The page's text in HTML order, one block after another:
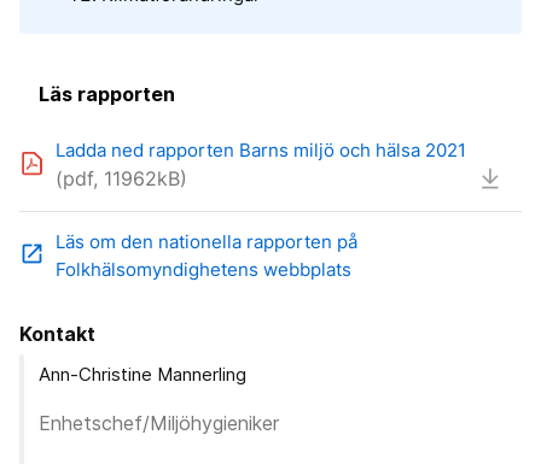
Läs rapporten
Ladda ned rapporten Barns miljö och hälsa 2021
(pdf, 11962kB)
open_in_new
Läs om den nationella rapporten på
Folkhälsomyndighetens webbplats
Kontakt
Ann-Christine Mannerling
Enhetschef/Miljöhygieniker